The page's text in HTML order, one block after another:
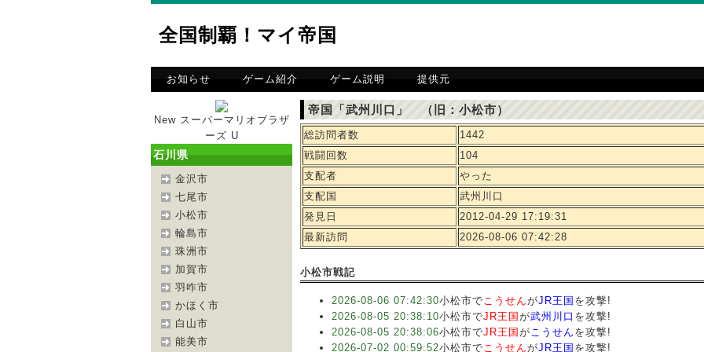
全国制覇！マイ帝国
お知らせ ゲーム紹介 ゲーム説明 提供元
New スーパーマリオブラザ
ーズ U
石川県
金沢市
七尾市
小松市
輪島市
珠洲市
加賀市
羽咋市
かほく市
白山市
能美市
帝国「武州川口」 （旧：小松市）
総訪問者数
1442
戦闘回数
104
支配者
やった
支配国
武州川口
発見日
2012-04-29 17:19:31
最新訪問
2026-08-06 07:42:28
小松市戦記
2026-08-06 07:42:30小松市でこうせんがJR王国 を攻撃!
2026-08-05 20:38:10小松市でJR王国 が武州川口 を攻撃!
2026-08-05 20:38:06小松市でJR王国 がこうせん を攻撃!
2026-07-02 00:59:52小松市でこうせんがJR王国 を攻撃!